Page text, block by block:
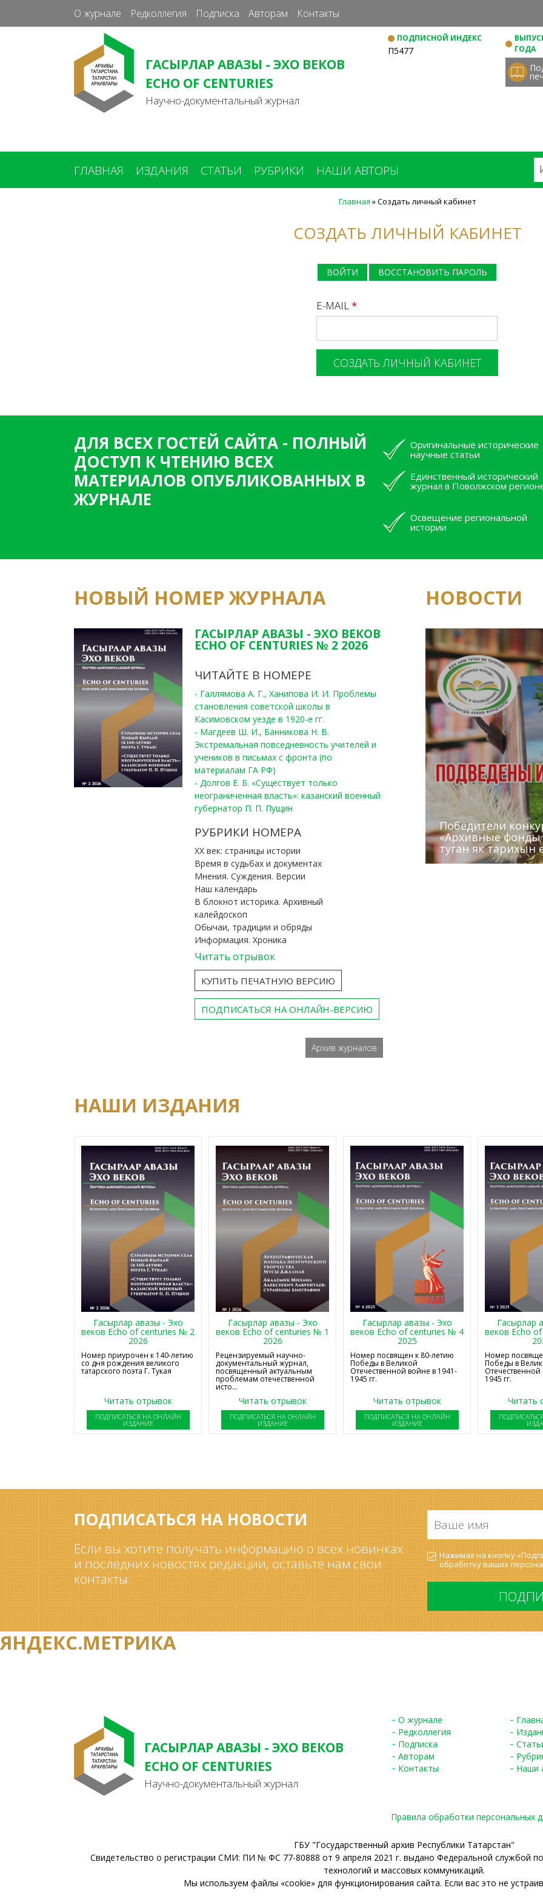
к
основному
О журнале Редколлегия Подписка Авторам Контакты
ГАСЫРЛАР АВАЗЫ - ЭХО ВЕКОВ
ECHO OF CENTURIES
Научно-документальный журнал
ПОДПИСНОЙ ИНДЕКС
П5477
ГОДА
ГЛАВНАЯ ИЗДАНИЯ СТАТЬИ РУБРИКИ НАШИ АВТОРЫ
Главная »Создать личный кабинет
СОЗДАТЬ ЛИЧНЫЙ КАБИНЕТ
ВОЙТИ ВОССТАНОВИТЬ ПАРОЛЬ
E-MAIL*
ДЛЯ ВСЕХ ГОСТЕЙ САЙТА - ПОЛНЫЙ
ДОСТУП К ЧТЕНИЮ ВСЕХ
МАТЕРИАЛОВ ОПУБЛИКОВАННЫХ В
ЖУРНАЛЕ
Оригинальные исторические
научные статьи
Единственный исторический
журнал в Поволжском
Освещение региональной
истории
НОВЫЙ НОМЕР ЖУРНАЛА
ГАСЫРЛАР АВАЗЫ - ЭХО ВЕКОВ
ECHO OF CENTURIES № 2 2026
ЧИТАЙТЕ В НОМЕРЕ
- Галлямова А. Г., Ханипова И. И. Проблемы
становления советской школы в
Касимовском уезде в 1920-е гг.
- Магдеев Ш. И., Банникова Н. В.
Экстремальная повседневность учителей и
учеников в письмах с фронта (по
материалам ГА РФ)
- Долгов Е. Б. «Существует только
неограниченная власть»: казанский военный
губернатор П. П. Пущин
РУБРИКИ НОМЕРА
ХХ век: страницы истории
Время в судьбах и документах
Мнения. Суждения. Версии
Наш календарь
В блокнот историка. Архивный
калейдоскоп
Обычаи, традиции и обряды
Информация. Хроника
Читать отрывок
КУПИТЬ ПЕЧАТНУЮ ВЕРСИЮ
ПОДПИСАТЬСЯ НА ОНЛАЙН-ВЕРСИЮ
Архив журналов
НОВОСТИ
Победители
«Архивные фонды
туган як тарихын
Архивисты
Госархива
Юным
Сотрудники
Эхо веков»
(КХТИ)
«Мир архивов
НАШИ ИЗДАНИЯ
Гасырлар авазы - Эхо
веков Echo of centuries № 2
2026
Номер приурочен к 140-летию
со дня рождения великого
татарского поэта Г. Тукая
Читать отрывок
ПОДПИСАТЬСЯ НА ОНЛАЙН
ИЗДАНИЕ
Гасырлар авазы - Эхо
веков Echo of centuries № 1
2026
Рецензируемый научно-
документальный журнал,
посвященный актуальным
проблемам отечественной
исто...
Читать отрывок
ПОДПИСАТЬСЯ НА ОНЛАЙН
ИЗДАНИЕ
Гасырлар авазы - Эхо
веков Echo of centuries № 4
2025
Номер посвящен к 80-летию
Победы в Великой
Отечественной войне в 1941-
1945 гг.
Читать отрывок
ПОДПИСАТЬСЯ НА ОНЛАЙН
ИЗДАНИЕ
Гасырлар
веков Echo
Номер
Победы в
1945 гг.
Читать
ПОДПИСАТЬСЯ НА НОВОСТИ
Если вы хотите получать информацию о всех новинках
и последних новостях редакции, оставьте нам свои
контакты.
имя
*
Согласие
на
обработку
*
Нажимая на кнопку
обработку ваших
ЯНДЕКС.МЕТРИКА
ГАСЫРЛАР АВАЗЫ - ЭХО ВЕКОВ
ECHO OF CENTURIES
Научно-документальный журнал
О журнале
Редколлегия
Подписка
Авторам
Контакты
Наши
Правила обработки персональных
ГБУ "Государственный архив Республики Татарстан"
Свидетельство о регистрации СМИ: ПИ № ФС 77-80888 от 9 апреля 2021 г. выдано Федеральной службой
технологий и массовых коммуникаций.
Мы используем файлы «cookie» для функционирования сайта. Если вас это не